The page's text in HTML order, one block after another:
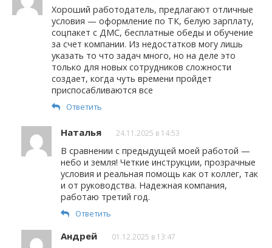
Хороший работодатель, предлагают отличные
условия — оформление по ТК, белую зарплату,
соцпакет с ДМС, бесплатные обеды и обучение
за счет компании. Из недостатков могу лишь
указать то что задач много, но на деле это
только для новых сотрудников сложности
создает, когда чуть времени пройдет
приспосабливаются все
Ответить
Наталья 24.11.2025 в 14:53
В сравнении с предыдущей моей работой —
небо и земля! Четкие инструкции, прозрачные
условия и реальная помощь как от коллег, так
и от руководства. Надежная компания,
работаю третий год.
Ответить
Андрей 01.12.2025 в 13:47